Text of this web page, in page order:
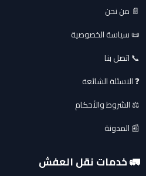
📄 من نحن
📜 سياسة الخصوصية
📞 اتصل بنا
❓ الاسئلة الشائعة
⚖️ الشروط والأحكام
📰 المدونة
🚛 خدمات نقل العفش